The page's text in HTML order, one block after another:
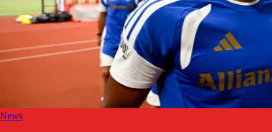
News